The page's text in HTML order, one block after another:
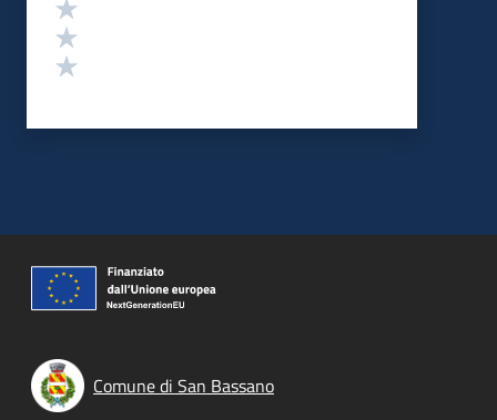
Comune di San Bassano